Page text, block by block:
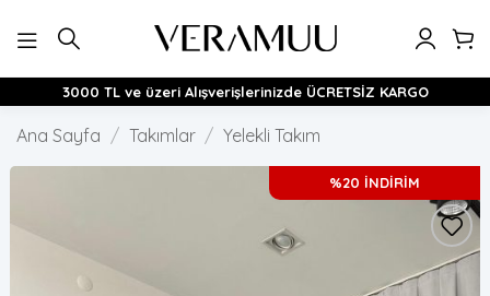
atla
3000 TL ve üzeri Alışverişlerinizde ÜCRETSİZ KARGO
Ana Sayfa / Takımlar / Yelekli Takım
%20 İNDİRİM